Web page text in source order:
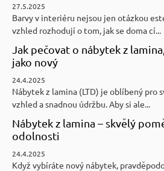
27.5.2025
Barvy v interiéru nejsou jen otázkou
vzhled rozhodují o tom, jak se doma cí...
Jak pečovat o nábytek z
jako nový
24.4.2025
Nábytek z lamina (LTD) je oblíbený pro
vzhled a snadnou údržbu. Aby si ale...
Nábytek z lamina – skvělý
odolnosti
24.4.2025
Když vybíráte nový nábytek,